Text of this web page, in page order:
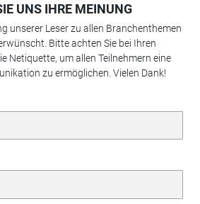
UNS IHRE MEINUNG
unserer Leser zu allen Branchenthemen
Bitte achten Sie bei Ihren
Netiquette, um allen Teilnehmern eine
zu ermöglichen. Vielen Dank!